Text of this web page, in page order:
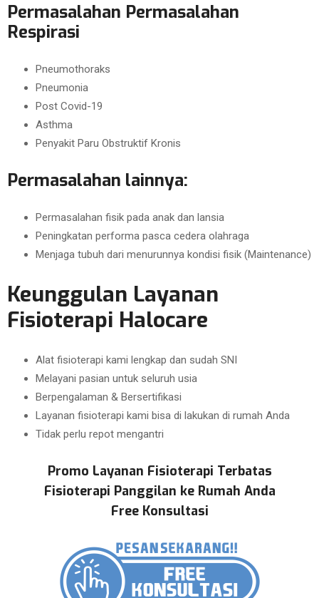
Permasalahan Permasalahan
Respirasi
Pneumothoraks
Pneumonia
Post Covid-19
Asthma
Penyakit Paru Obstruktif Kronis
Permasalahan lainnya:
Permasalahan fisik pada anak dan lansia
Peningkatan performa pasca cedera olahraga
Menjaga tubuh dari menurunnya kondisi fisik (Maintenance)
Keunggulan Layanan
Fisioterapi Halocare
Alat fisioterapi kami lengkap dan sudah SNI
Melayani pasian untuk seluruh usia
Berpengalaman & Bersertifikasi
Layanan fisioterapi kami bisa di lakukan di rumah Anda
Tidak perlu repot mengantri
Promo Layanan Fisioterapi Terbatas
Fisioterapi Panggilan ke Rumah Anda
Free Konsultasi